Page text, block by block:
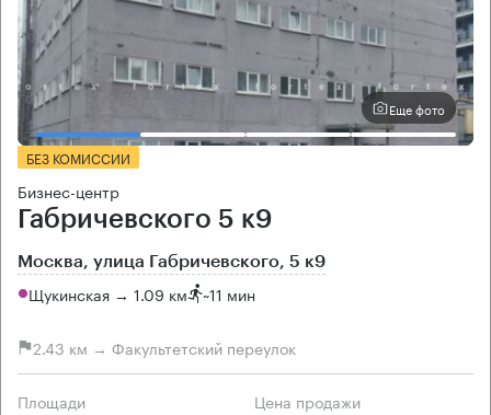
Еще фото
БЕЗ КОМИССИИ
Бизнес-центр
Габричевского 5 к9
Москва, улица Габричевского, 5 к9
Щукинская → 1.09 км ~11 мин
2.43 км → Факультетский переулок
Площади Цена продажи